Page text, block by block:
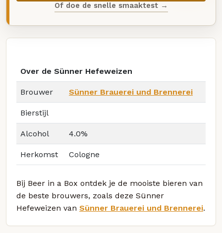
Of doe de snelle smaaktest →
Over de Sünner Hefeweizen
Brouwer Sünner Brauerei und Brennerei
Bierstijl
Alcohol 4.0%
Herkomst Cologne
Bij Beer in a Box ontdek je de mooiste bieren van
de beste brouwers, zoals deze Sünner
Hefeweizen van Sünner Brauerei und Brennerei.